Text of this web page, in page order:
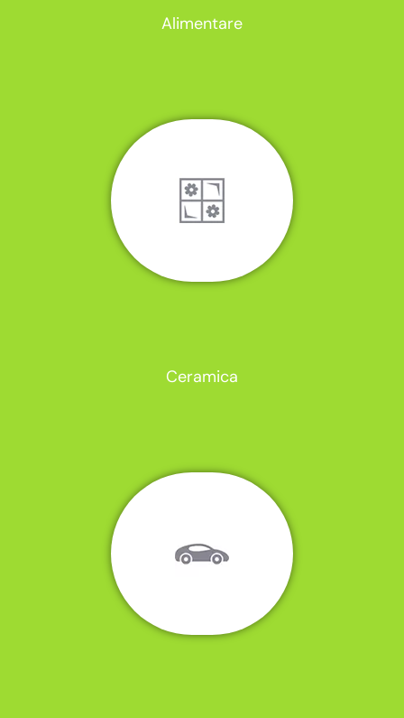
Alimentare
Ceramica